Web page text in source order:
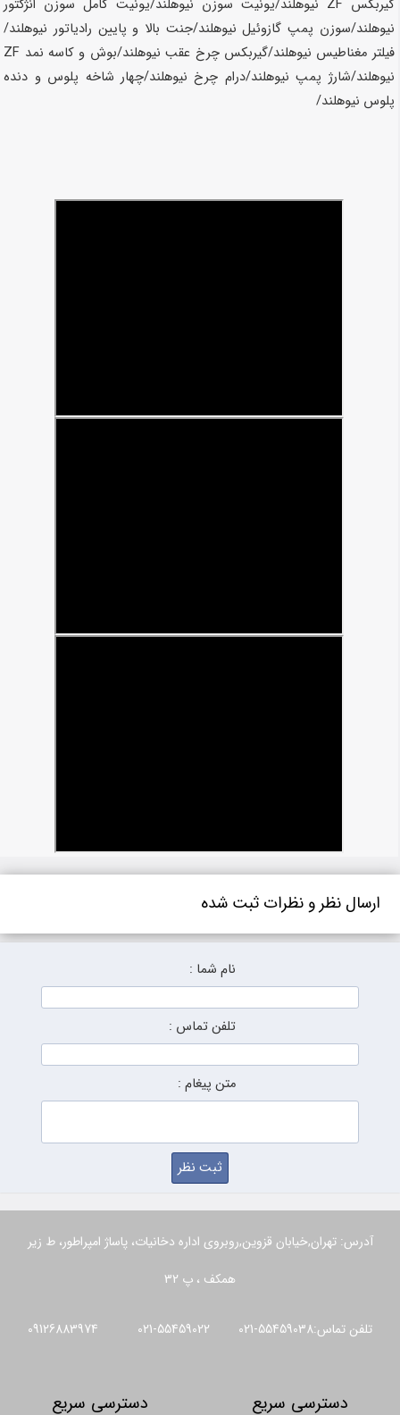
ارسال نظر و نظرات ثبت شده
نام شما :
تلفن تماس :
متن پیغام :
آدرس: تهران,خیابان قزوین,روبروی اداره دخانیات، پاساژ امپراطور، ط زیر
همکف ، پ 32
تلفن تماس:55459038-021 55459022-021 09126883974
دسترسی سریع دسترسی سریع